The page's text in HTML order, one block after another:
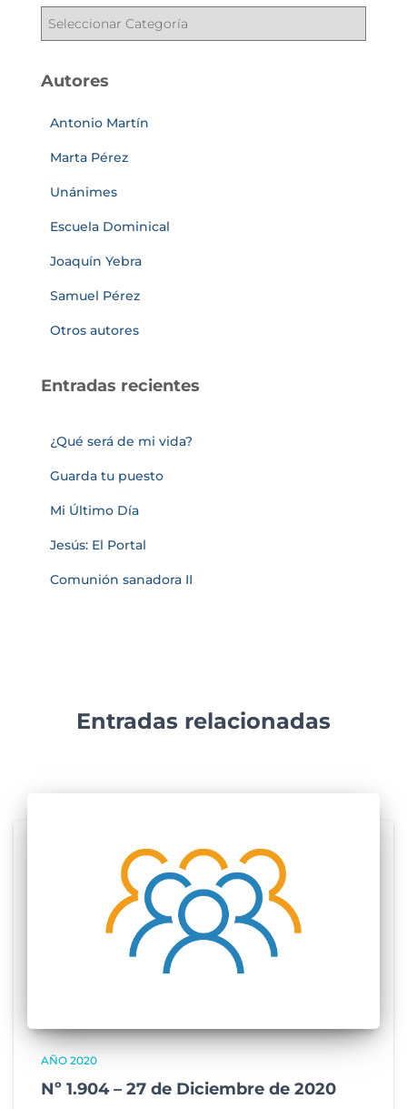
Autores
Antonio Martín
Marta Pérez
Unánimes
Escuela Dominical
Joaquín Yebra
Samuel Pérez
Otros autores
Entradas recientes
¿Qué será de mi vida?
Guarda tu puesto
Mi Último Día
Jesús: El Portal
Comunión sanadora II
Entradas relacionadas
AÑO 2020
Nº 1.904 – 27 de Diciembre de 2020